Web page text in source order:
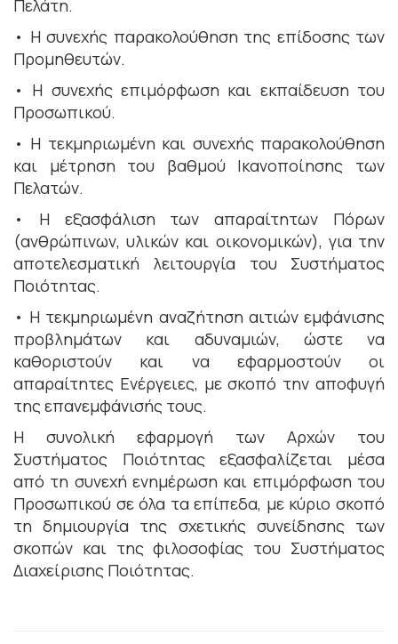
Πελάτη.
• Η συνεχής παρακολούθηση της επίδοσης των
Προμηθευτών.
• Η συνεχής επιμόρφωση και εκπαίδευση του
Προσωπικού.
• Η τεκμηριωμένη και συνεχής παρακολούθηση
και μέτρηση του βαθμού Ικανοποίησης των
Πελατών.
• Η εξασφάλιση των απαραίτητων Πόρων
(ανθρώπινων, υλικών και οικονομικών), για την
αποτελεσματική λειτουργία του Συστήματος
Ποιότητας.
• Η τεκμηριωμένη αναζήτηση αιτιών εμφάνισης
προβλημάτων και αδυναμιών, ώστε να
καθοριστούν και να εφαρμοστούν οι
απαραίτητες Ενέργειες, με σκοπό την αποφυγή
της επανεμφάνισής τους.
Η συνολική εφαρμογή των Αρχών του
Συστήματος Ποιότητας εξασφαλίζεται μέσα
από τη συνεχή ενημέρωση και επιμόρφωση του
Προσωπικού σε όλα τα επίπεδα, με κύριο σκοπό
τη δημιουργία της σχετικής συνείδησης των
σκοπών και της φιλοσοφίας του Συστήματος
Διαχείρισης Ποιότητας.